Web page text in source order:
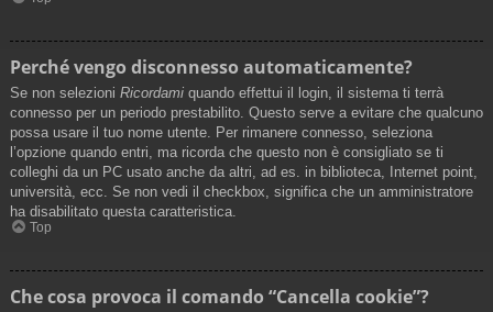
Perché vengo disconnesso automaticamente?
Se non selezioni Ricordami quando effettui il login, il sistema ti terrà
connesso per un periodo prestabilito. Questo serve a evitare che qualcuno
possa usare il tuo nome utente. Per rimanere connesso, seleziona
l’opzione quando entri, ma ricorda che questo non è consigliato se ti
colleghi da un PC usato anche da altri, ad es. in biblioteca, Internet point,
università, ecc. Se non vedi il checkbox, significa che un amministratore
ha disabilitato questa caratteristica.
Top
Che cosa provoca il comando “Cancella cookie”?